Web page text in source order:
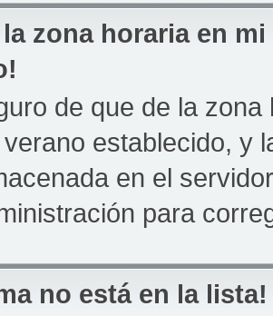
zona horaria en
de que de la
establecido, y
en el
para
no está en la lista!